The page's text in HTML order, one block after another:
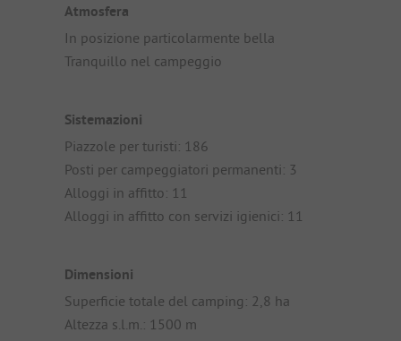
Atmosfera
In posizione particolarmente bella
Tranquillo nel campeggio
Sistemazioni
Piazzole per turisti: 186
Posti per campeggiatori permanenti: 3
Alloggi in affitto: 11
Alloggi in affitto con servizi igienici: 11
Dimensioni
Superficie totale del camping: 2,8 ha
Altezza s.l.m.: 1500 m